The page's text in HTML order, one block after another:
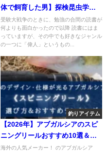
体で飼育した男】探検昆虫学者
西田賢治さんの凄み
受験大戦争のときに、勉強の合間の読書が
何よりも面白かったので以降 読書にはま
っていますが、その中でも好きなジャンル
の一つに「偉人」というもの...
釣りアイテム
【2026年】アブガルシアのスピ
ニングリールおすすめ10選＆選
び方まとめ【安い？悪い？】
海外の人気メーカー！ のアブガルシア